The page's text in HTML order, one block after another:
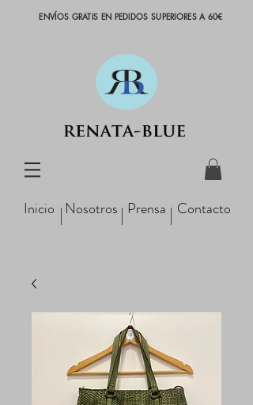
ENVÍOS GRATIS EN PEDIDOS SUPERIORES A 60€
Inicio Nosotros Prensa Contacto